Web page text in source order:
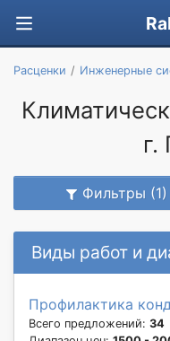
Расценки Инженерные
г.
Фильтры (1)
Виды работ и
Профилактика
Всего предложений: 34